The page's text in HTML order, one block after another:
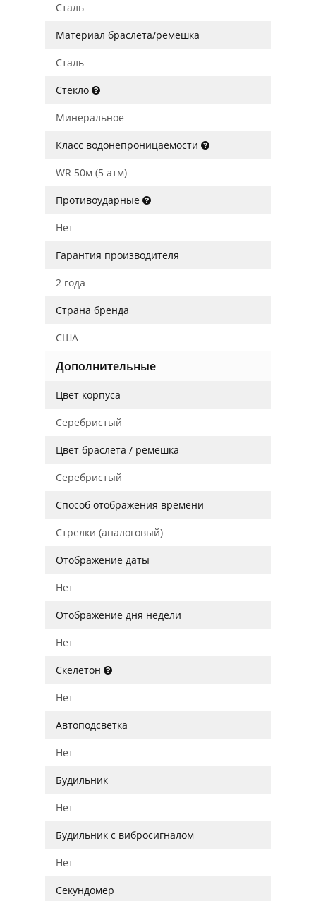
Сталь
Материал браслета/ремешка
Сталь
Стекло
Минеральное
Класс водонепроницаемости
WR 50м (5 атм)
Противоударные
Нет
Гарантия производителя
2 года
Страна бренда
США
Дополнительные
Цвет корпуса
Серебристый
Цвет браслета / ремешка
Серебристый
Способ отображения времени
Стрелки (аналоговый)
Отображение даты
Нет
Отображение дня недели
Нет
Скелетон
Нет
Автоподсветка
Нет
Будильник
Нет
Будильник с вибросигналом
Нет
Секундомер